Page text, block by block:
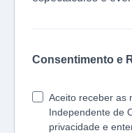
Consentimento e
Aceito receber as
Independente de
privacidade e